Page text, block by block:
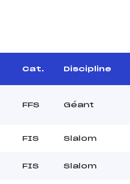
Cat. Discipline
FFS Géant
FIS Slalom
FIS Slalom